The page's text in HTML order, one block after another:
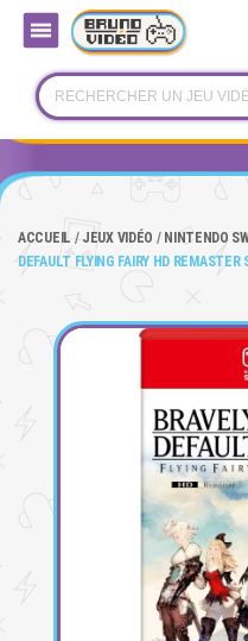
ACCUEIL JEUX VIDÉO NINTENDO
DEFAULT FLYING FAIRY HD REMASTER